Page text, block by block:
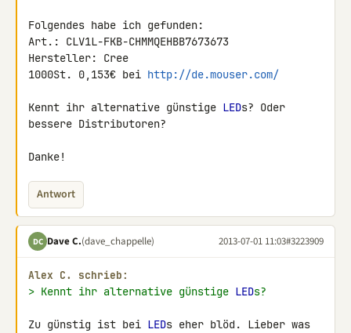
Folgendes habe ich gefunden:
Art.: CLV1L-FKB-CHMMQEHBB7673673
Hersteller: Cree
1000St. 0,153€ bei http://de.mouser.com/
Kennt ihr alternative günstige LEDs? Oder
bessere Distributoren?
Danke!
Antwort
DC Dave C.(dave_chappelle) 2013-07-01 11:03#3223909
Alex C. schrieb:
> Kennt ihr alternative günstige LEDs?
Zu günstig ist bei LEDs eher blöd. Lieber was